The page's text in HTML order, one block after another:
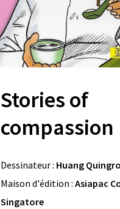
Stories of
compassion
Dessinateur : Huang
Maison d'édition : Asiapac
Singatore